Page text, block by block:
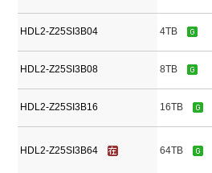
HDL2-Z25SI3B04 4TB
HDL2-Z25SI3B08 8TB
HDL2-Z25SI3B16 16TB
HDL2-Z25SI3B64 64TB